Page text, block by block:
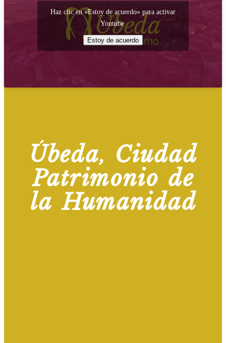
Haz clic en «Estoy de acuerdo» para activar
Youtube
Estoy de acuerdo
Úbeda, Ciudad
Patrimonio de
la Humanidad